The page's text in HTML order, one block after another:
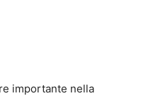
importante nella